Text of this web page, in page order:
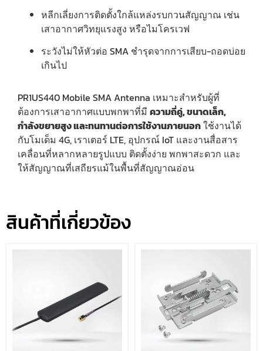
หลีกเลี่ยงการติดตั้งใกล้แหล่งรบกวนสัญญาณ เช่น
เสาอากาศวิทยุแรงสูง หรือไมโครเวฟ
ระวังไม่ให้หัวต่อ SMA ชำรุดจากการเสียบ-ถอดบ่อย
เกินไป
PR1US440 Mobile SMA Antenna เหมาะสำหรับผู้ที่
ต้องการเสาอากาศแบบพกพาที่มี ความถี่คู่, ขนาดเล็ก,
กำลังขยายสูง และทนทานต่อการใช้งานภายนอกใช้งานได้
กับโมเด็ม 4G, เราเตอร์ LTE, อุปกรณ์ IoT และงานสื่อสาร
เคลื่อนที่หลากหลายรูปแบบ ติดตั้งง่าย พกพาสะดวก และ
ให้สัญญาณที่เสถียรแม้ในพื้นที่สัญญาณอ่อน
สินค้าที่เกี่ยวข้อง